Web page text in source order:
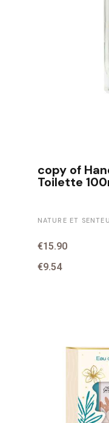
copy of
Toilette
NATURE ET
€15.90
€9.54